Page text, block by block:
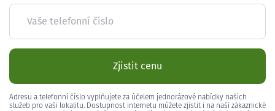
Vaše telefonní číslo
Zjistit cenu
Adresu a telefonní číslo vyplňujete za účelem jednorázové nabídky našich
služeb pro vaši lokalitu. Dostupnost internetu můžete zjistit i na naší zákaznické